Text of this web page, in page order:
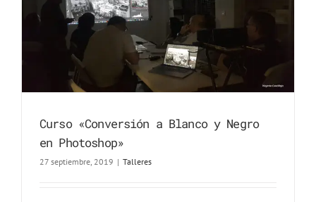
Curso «Conversión a Blanco y Negro
en Photoshop»
27 septiembre, 2019 | Talleres